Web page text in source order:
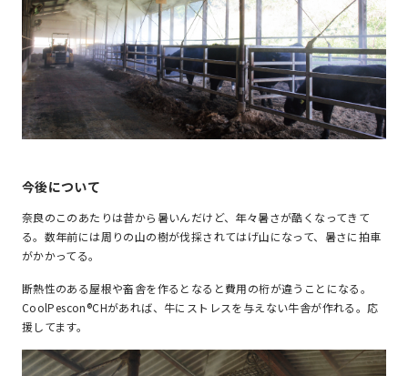
今後について
奈良のこのあたりは昔から暑いんだけど、年々暑さが酷くなってきて
る。数年前には周りの山の樹が伐採されてはげ山になって、暑さに拍車
がかかってる。
断熱性のある屋根や畜舎を作るとなると費用の桁が違うことになる。
CoolPescon®CHがあれば、牛にストレスを与えない牛舎が作れる。応
援してます。